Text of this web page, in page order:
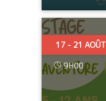
17 - 21 AOÛT
9H00